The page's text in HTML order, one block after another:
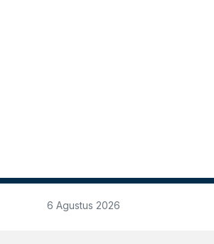
6 Agustus 2026